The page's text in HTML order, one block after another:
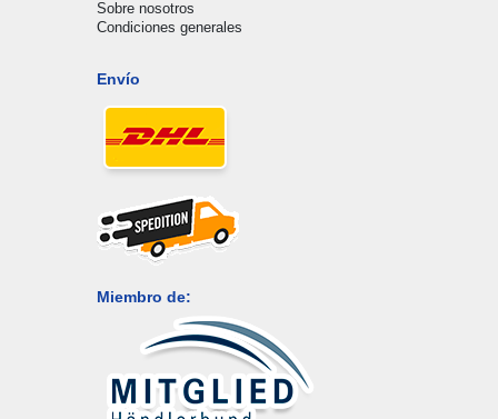
Sobre nosotros
Condiciones generales
Envío
Miembro de: